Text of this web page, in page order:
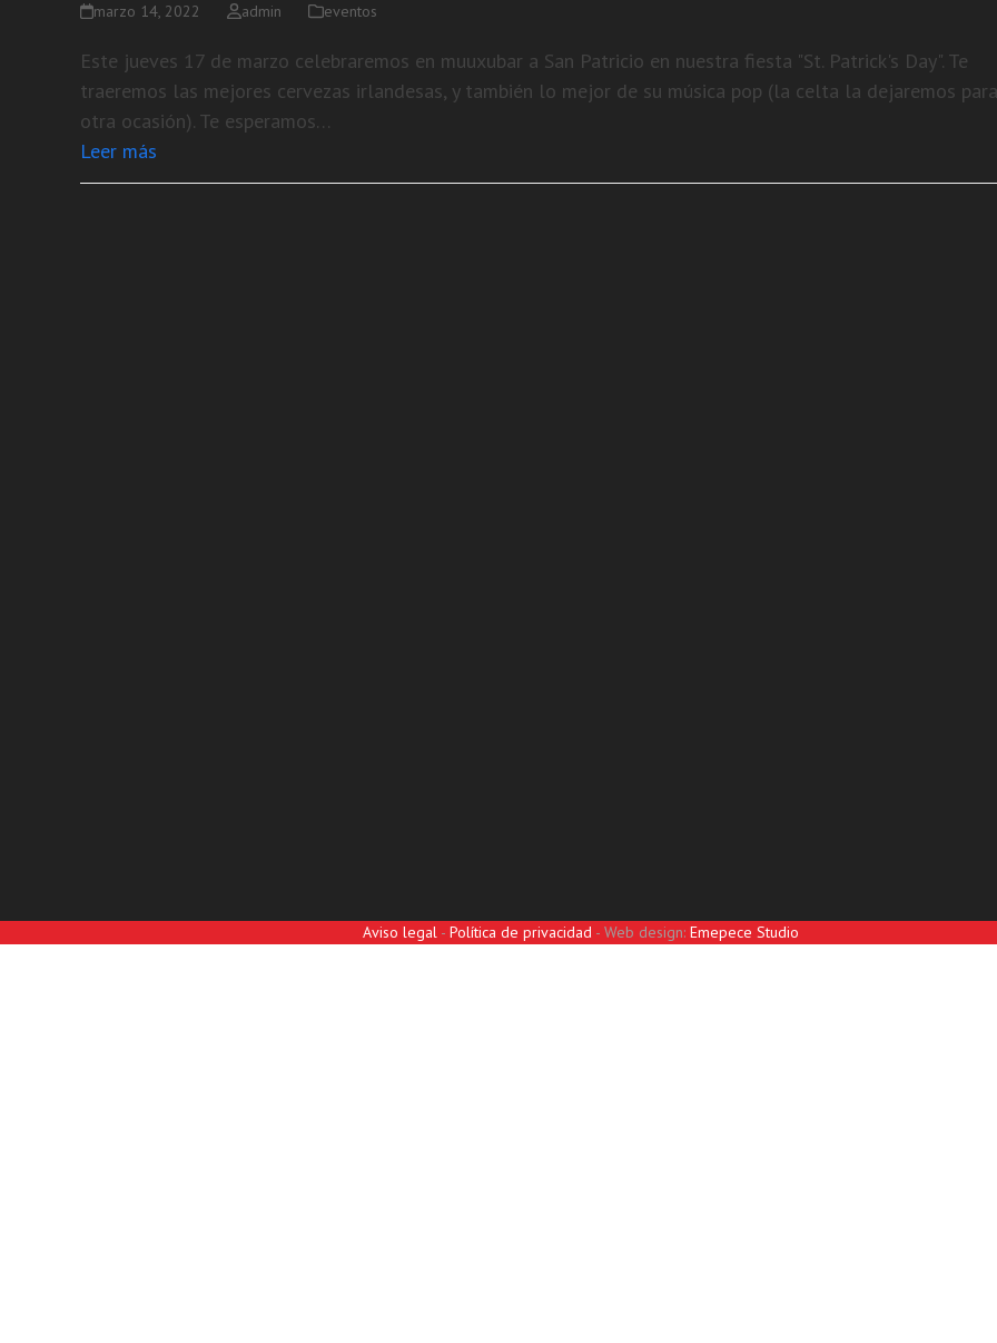
marzo 14, 2022 admin eventos
Este jueves 17 de marzo celebraremos en muuxubar a San Patricio en nuestra fiesta "St. Patrick's Day". Te
traeremos las mejores cervezas irlandesas, y también lo mejor de su música pop (la celta la dejaremos para
otra ocasión). Te esperamos…
Leer más
Aviso legal - Política de privacidad - Web design: Emepece Studio